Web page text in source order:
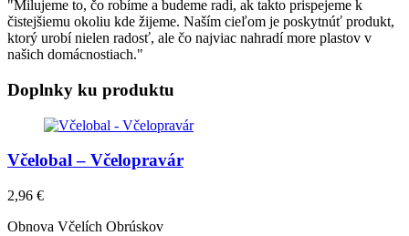
"Milujeme to, čo robíme a budeme radi, ak takto prispejeme k
čistejšiemu okoliu kde žijeme. Naším cieľom je poskytnúť produkt,
ktorý urobí nielen radosť, ale čo najviac nahradí more plastov v
našich domácnostiach."
Doplnky ku produktu
Včelobal – Včelopravár
2,96 €
Obnova Včelích Obrúskov